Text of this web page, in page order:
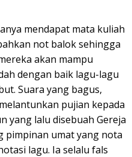
mendapat mata kuliah
not balok sehingga
akan mampu
dengan baik lagu-lagu
Suara yang bagus,
pujian kepada
yang lalu disebuah Gereja
pimpinan umat yang nota
lagu. Ia selalu fals